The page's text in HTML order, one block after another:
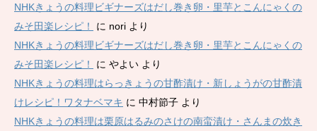
NHKきょうの料理ビギナーズはだし巻き卵・里芋とこんにゃくの
みそ田楽レシピ！
に nori より
NHKきょうの料理ビギナーズはだし巻き卵・里芋とこんにゃくの
みそ田楽レシピ！
に やよい より
NHKきょうの料理はらっきょうの甘酢漬け・新しょうがの甘酢漬
けレシピ！ワタナベマキ に 中村節子 より
NHKきょうの料理は栗原はるみのさけの南蛮漬け・さんまの炊き